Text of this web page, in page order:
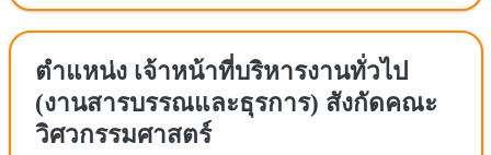
ตำแหน่ง เจ้าหน้าที่บริหารงานทั่วไป
(งานสารบรรณและธุรการ) สังกัดคณะ
วิศวกรรมศาสตร์